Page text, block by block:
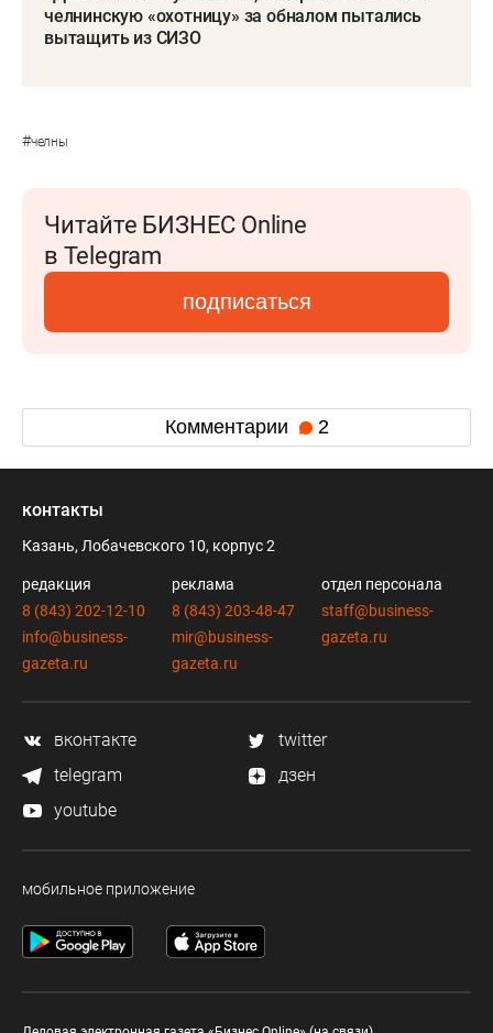
челнинскую «охотницу» за обналом пытались
вытащить из СИЗО
#челны
Читайте БИЗНЕС Online
в Telegram
подписаться
Комментарии 2
контакты
Казань, Лобачевского 10, корпус 2
редакция
8 (843) 202-12-10
info@business-
gazeta.ru
реклама
8 (843) 203-48-47
mir@business-
gazeta.ru
отдел персонала
staff@business-
gazeta.ru
вконтакте
twitter
telegram
дзен
youtube
мобильное приложение